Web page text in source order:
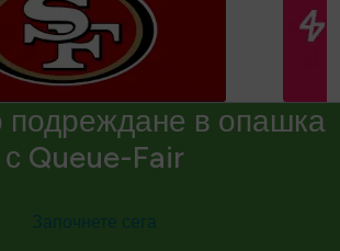
в опашка
с Queue-Fair